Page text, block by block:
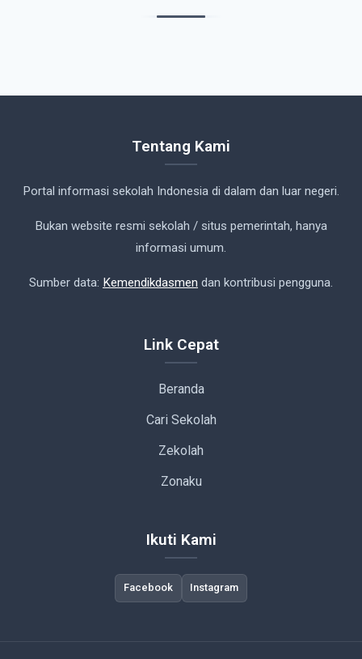
Tentang Kami
Portal informasi sekolah Indonesia di dalam dan luar negeri.
Bukan website resmi sekolah / situs pemerintah, hanya
informasi umum.
Sumber data: Kemendikdasmen dan kontribusi pengguna.
Link Cepat
Beranda
Cari Sekolah
Zekolah
Zonaku
Ikuti Kami
Facebook Instagram